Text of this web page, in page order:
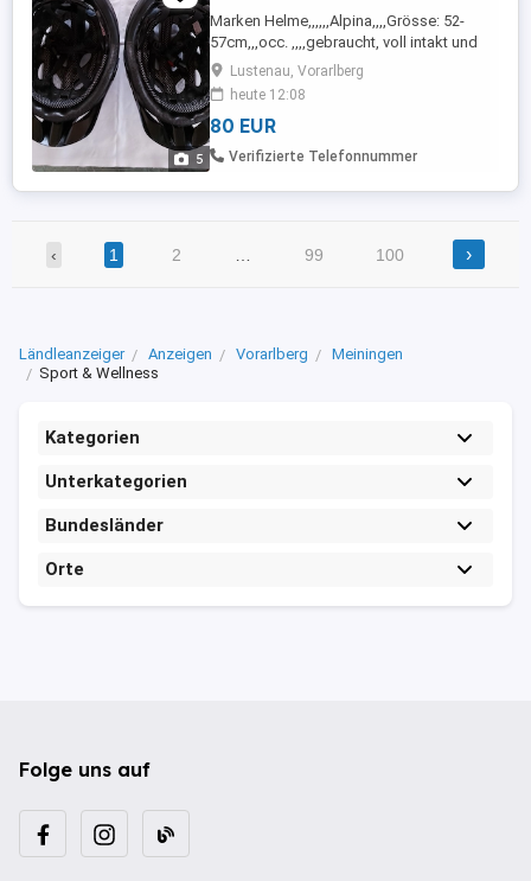
5
Marken Helme,,,,,,Alpina,,,,Grösse: 52-
57cm,,,occ. ,,,,gebraucht, voll intakt und
sauber bitte Kopf Umfang genau
messen,,,,je 40 Euro
Lustenau, Vorarlberg
heute 12:08
80 EUR
Verifizierte Telefonnummer
‹ 1 2 99 100 ›
Ländleanzeiger Anzeigen Vorarlberg
Meiningen
Sport & Wellness
Kategorien
Unterkategorien
Bundesländer
Orte
Folge uns auf